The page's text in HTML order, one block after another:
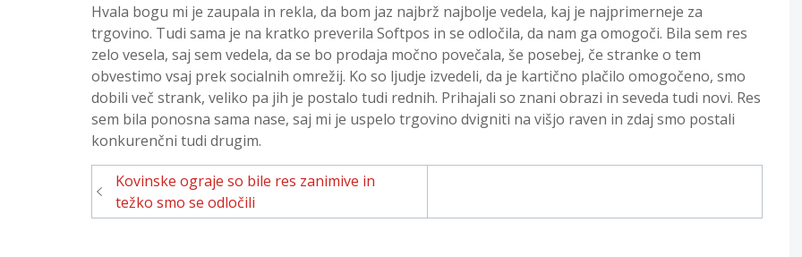
Hvala bogu mi je zaupala in rekla, da bom jaz najbrž najbolje vedela, kaj je najprimerneje za
trgovino. Tudi sama je na kratko preverila Softpos in se odločila, da nam ga omogoči. Bila sem res
zelo vesela, saj sem vedela, da se bo prodaja močno povečala, še posebej, če stranke o tem
obvestimo vsaj prek socialnih omrežij. Ko so ljudje izvedeli, da je kartično plačilo omogočeno, smo
dobili več strank, veliko pa jih je postalo tudi rednih. Prihajali so znani obrazi in seveda tudi novi. Res
sem bila ponosna sama nase, saj mi je uspelo trgovino dvigniti na višjo raven in zdaj smo postali
konkurenčni tudi drugim.
Navigacija
prispevka
Kovinske ograje so bile res zanimive in
težko smo se odločili